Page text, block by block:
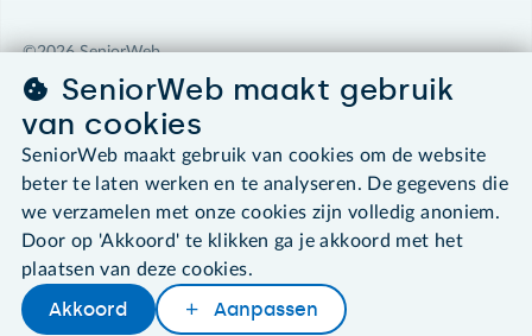
Later lezenDelenWoordenboek
©2026 SeniorWeb
Algemene voorwaarden
Cookies en cookie-instellingen
Disclaimer
Privacybeleid
About SeniorWeb
SeniorWeb maakt gebruik
van cookies
SeniorWeb maakt gebruik van cookies om de website
beter te laten werken en te analyseren. De gegevens die
we verzamelen met onze cookies zijn volledig anoniem.
Door op 'Akkoord' te klikken ga je akkoord met het
plaatsen van deze cookies.
Akkoord Aanpassen